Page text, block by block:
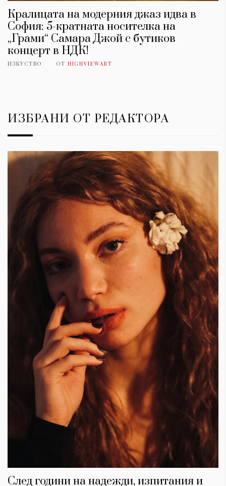
Кралицата на модерния джаз идва в
София: 5-кратната носителка на
„Грами“ Самара Джой с бутиков
концерт в НДК!
ИЗКУСТВО ОТ HIGHVIEWART
ИЗБРАНИ ОТ РЕДАКТОРА
След години на надежди, изпитания и